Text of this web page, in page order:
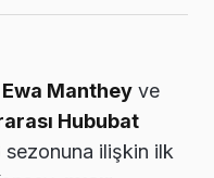
Ewa Manthey ve
Hububat
ilişkin ilk